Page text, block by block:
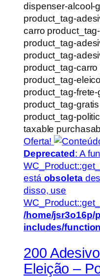
dispenser-alcool-
product_tag-
carro
product_tag-
product_tag-
product_tag-
product_tag-
product_tag-
product_tag-
product_tag-
taxable
Oferta!
Deprecated : A
está obsoleta
disso, use
/home/jsr3o16p/
includes/
200
Eleição –